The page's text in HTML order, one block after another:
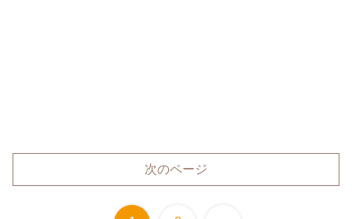
次のページ